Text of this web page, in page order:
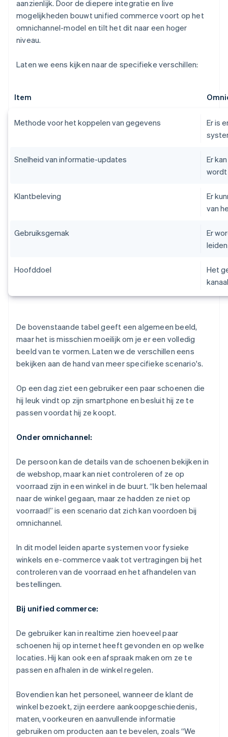
aanzienlijk. Door de diepere integratie en live
mogelijkheden bouwt unified commerce voort op het
omnichannel-model en tilt het dit naar een hoger
niveau.
Laten we eens kijken naar de specifieke verschillen:
Item
Methode voor het koppelen van gegevens
Er is
Snelheid van informatie-updates
Er
Klantbeleving
Er
van
Gebruiksgemak
Er
Hoofddoel
Het
De bovenstaande tabel geeft een algemeen beeld,
maar het is misschien moeilijk om je er een volledig
beeld van te vormen. Laten we de verschillen eens
bekijken aan de hand van meer specifieke scenario's.
Op een dag ziet een gebruiker een paar schoenen die
hij leuk vindt op zijn smartphone en besluit hij ze te
passen voordat hij ze koopt.
Onder omnichannel:
De persoon kan de details van de schoenen bekijken in
de webshop, maar kan niet controleren of ze op
voorraad zijn in een winkel in de buurt. “Ik ben helemaal
naar de winkel gegaan, maar ze hadden ze niet op
voorraad!” is een scenario dat zich kan voordoen bij
omnichannel.
In dit model leiden aparte systemen voor fysieke
winkels en e-commerce vaak tot vertragingen bij het
controleren van de voorraad en het afhandelen van
bestellingen.
Bij unified commerce:
De gebruiker kan in realtime zien hoeveel paar
schoenen hij op internet heeft gevonden en op welke
locaties. Hij kan ook een afspraak maken om ze te
passen en afhalen in de winkel regelen.
Bovendien kan het personeel, wanneer de klant de
winkel bezoekt, zijn eerdere aankoopgeschiedenis,
maten, voorkeuren en aanvullende informatie
gebruiken om producten aan te bevelen, zoals “We